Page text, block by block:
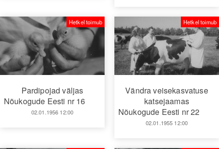
Pardipojad väljas
Nõukogude Eesti nr 16
02.01.1956 12:00
Hetkel toimub
Vändra veisekasvatuse
katsejaamas
Nõukogude Eesti nr 22
02.01.1955 12:00
Hetkel toimub